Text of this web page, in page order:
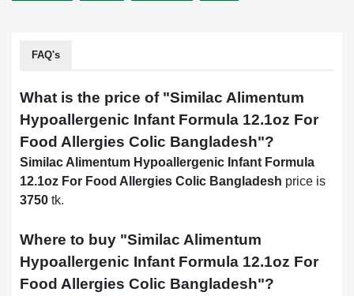
FAQ's
What is the price of "Similac Alimentum
Hypoallergenic Infant Formula 12.1oz For
Food Allergies Colic Bangladesh"?
Similac Alimentum Hypoallergenic Infant Formula
12.1oz For Food Allergies Colic Bangladesh price is
3750 tk.
Where to buy "Similac Alimentum
Hypoallergenic Infant Formula 12.1oz For
Food Allergies Colic Bangladesh"?